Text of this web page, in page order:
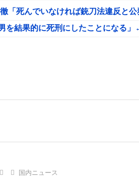
徹「死んでいなければ銃刀法違反と
を結果的に死刑にしたことになる
国内ニュース